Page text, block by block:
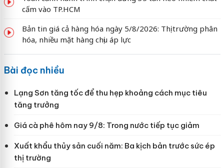
cấm vào TP.HCM
Bản tin giá cả hàng hóa ngày 5/8/2026: Thị trường phân
hóa, nhiều mặt hàng chịu áp lực
Bài đọc nhiều
Lạng Sơn tăng tốc để thu hẹp khoảng cách mục tiêu
tăng trưởng
Giá cà phê hôm nay 9/8: Trong nước tiếp tục giảm
Xuất khẩu thủy sản cuối năm: Ba kịch bản trước sức ép
thị trường